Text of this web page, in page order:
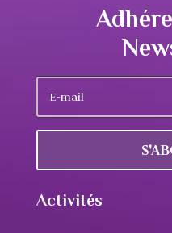
Activités